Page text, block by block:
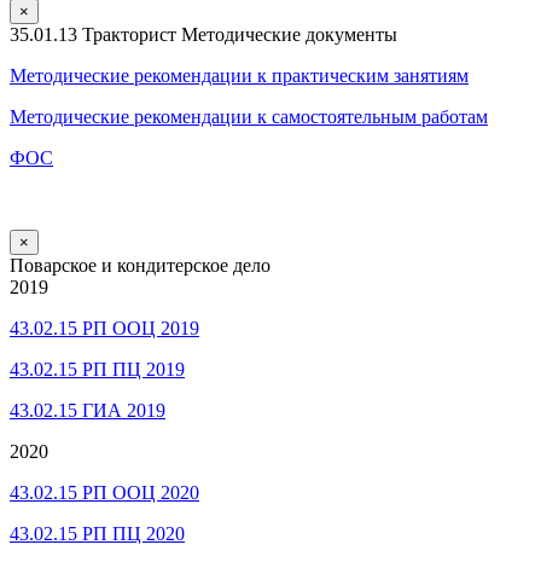
×
35.01.13 Тракторист Методические документы
Методические рекомендации к практическим занятиям
Методические рекомендации к самостоятельным работам
ФОС
×
Поварское и кондитерское дело
2019
43.02.15 РП ООЦ 2019
43.02.15 РП ПЦ 2019
43.02.15 ГИА 2019
2020
43.02.15 РП ООЦ 2020
43.02.15 РП ПЦ 2020